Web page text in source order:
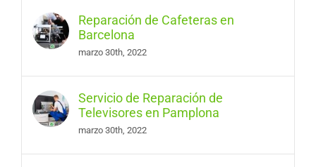
Reparación de Cafeteras en
Barcelona
marzo 30th, 2022
Servicio de Reparación de
Televisores en Pamplona
marzo 30th, 2022